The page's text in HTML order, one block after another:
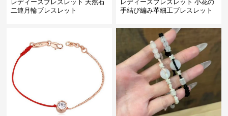
レディースブレスレット 天然石
二連月輪ブレスレット
レディースブレスレット 小花の
手結び編み革細工ブレスレット